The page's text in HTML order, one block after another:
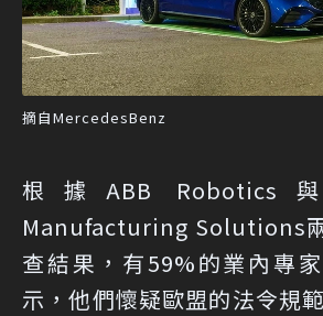
摘自MercedesBenz
根據ABB Robotics與
Manufacturing Solutions
查結果，有59%的業內專
示，他們懷疑歐盟的法令規